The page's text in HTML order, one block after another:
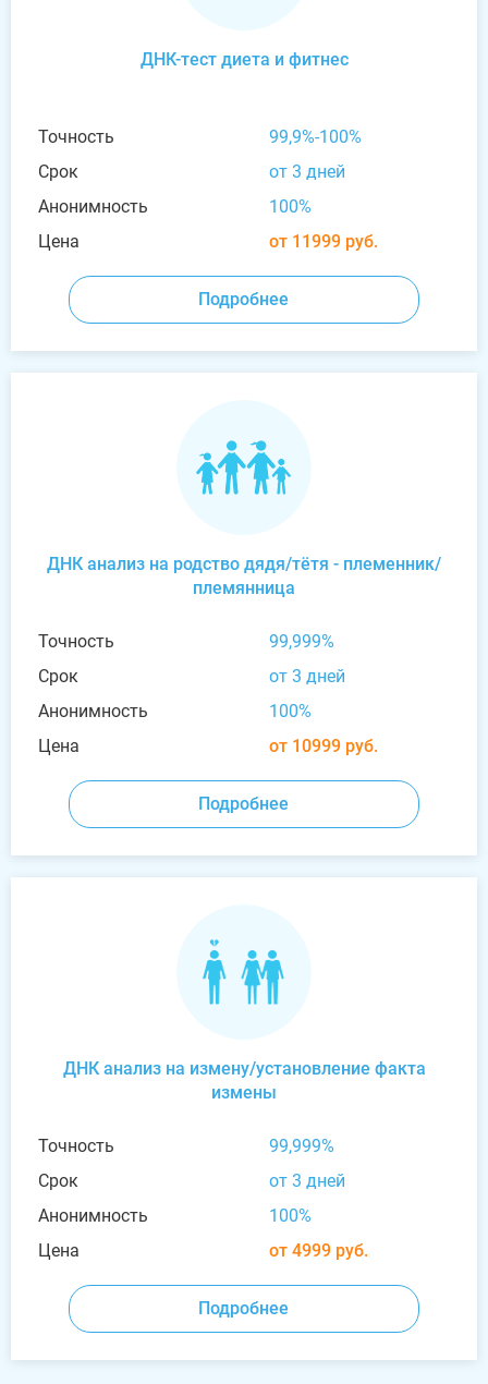
ДНК-тест диета и фитнес
Точность
99,9%-100%
Срок
от 3 дней
Анонимность
100%
Цена
от 11999 руб.
Подробнее
ДНК анализ на родство дядя/тётя - племенник/
племянница
Точность
99,999%
Срок
от 3 дней
Анонимность
100%
Цена
от 10999 руб.
Подробнее
ДНК анализ на измену/установление факта
измены
Точность
99,999%
Срок
от 3 дней
Анонимность
100%
Цена
от 4999 руб.
Подробнее